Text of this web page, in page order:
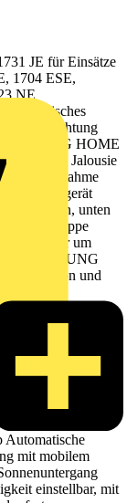
JE für Einsätze
1704 ESE,
NE
Beleuchtung
des JUNG HOME
Dimmen, Jalousie
Inbetriebnahme
Endgerät
oben, unten
pro Wippe
oder um
JUNG
und
mit
über
der Last in
Bis zu 16
Jalousie
Nachlaufzeit,
mit mobilem
einstellbar, mit